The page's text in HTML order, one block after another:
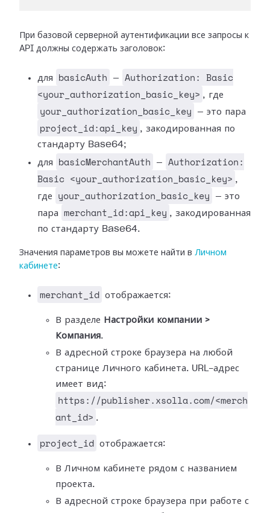
При базовой серверной аутентификации все запросы к
API должны содержать заголовок:
для basicAuth —
Authorization: Basic
<your_authorization_basic_key> , где
your_authorization_basic_key — это пара
project_id:api_key , закодированная по
стандарту Base64;
для
basicMerchantAuth —
Authorization:
Basic <your_authorization_basic_key> ,
где
your_authorization_basic_key
— это
пара
merchant_id:api_key , закодированная
по стандарту Base64.
Значения параметров вы можете найти в Личном
кабинете:
merchant_id отображается:
В разделе Настройки компании >
Компания.
В адресной строке браузера на любой
странице Личного кабинета. URL-адрес
имеет вид:
https://publisher.xsolla.com/<merch
ant_id> .
project_id отображается:
В Личном кабинете рядом с названием
проекта.
В адресной строке браузера при работе с